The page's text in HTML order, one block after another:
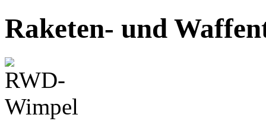
Raketen- und